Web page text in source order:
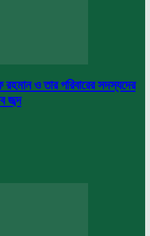
ও তার পরিবারের সদস্যদের
জব্দ